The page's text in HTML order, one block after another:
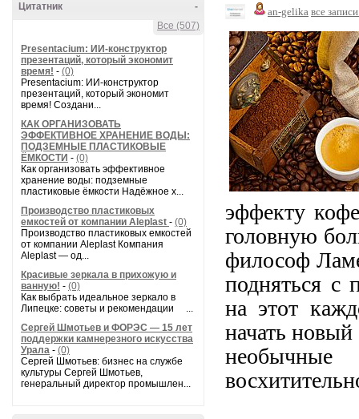
-
Цитатник
Все (507)
Presentacium: ИИ‑конструктор
презентаций, который экономит
время! - (0)
Presentacium: ИИ‑конструктор
презентаций, который экономит
время! Создани...
КАК ОРГАНИЗОВАТЬ
ЭФФЕКТИВНОЕ ХРАНЕНИЕ ВОДЫ:
ПОДЗЕМНЫЕ ПЛАСТИКОВЫЕ
ЁМКОСТИ - (0)
Как организовать эффективное
хранение воды: подземные
пластиковые ёмкости Надёжное х...
Производство пластиковых
емкостей от компании Aleplast - (0)
Производство пластиковых емкостей
от компании Aleplast Компания
Aleplast — од...
Красивые зеркала в прихожую и
ванную! - (0)
Как выбрать идеальное зеркало в
Липецке: советы и рекомендации ...
Сергей Шмотьев и ФОРЭС — 15 лет
поддержки камнерезного искусства
Урала - (0)
Сергей Шмотьев: бизнес на службе
культуры Сергей Шмотьев,
генеральный директор промышлен...
an-gelika все
эффекту
головную
философ
подняться с
на этот
начать